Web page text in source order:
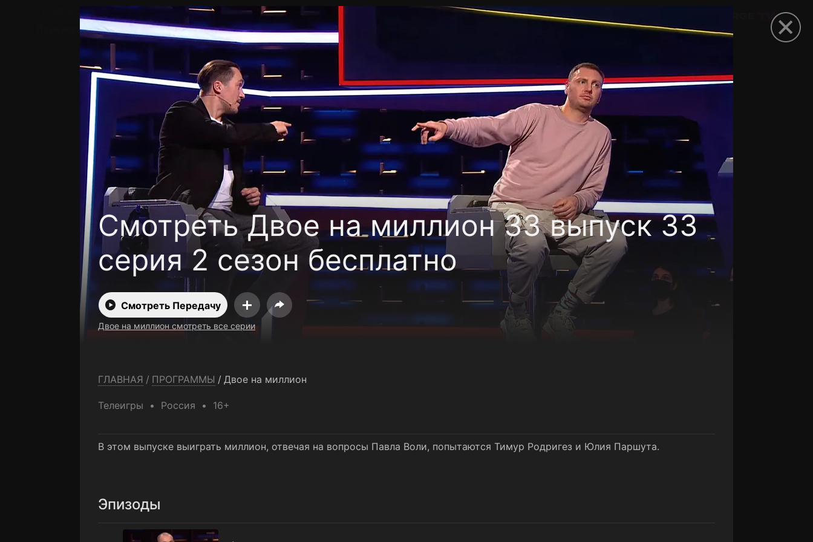
Смотреть Двое на миллион 33 выпуск 33
серия 2 сезон бесплатно
Смотреть Передачу
Двое на миллион смотреть все серии
ГЛАВНАЯ / ПРОГРАММЫ / Двое на миллион
Телеигры Россия 16+
В этом выпуске выиграть миллион, отвечая на вопросы Павла Воли, попытаются Тимур Родригез и Юлия Паршута.
Эпизоды
1 выпуск
Телефон поддержки:+7 (727) 323 10 92
Пользовательское соглашение
Политика конфиденциальности